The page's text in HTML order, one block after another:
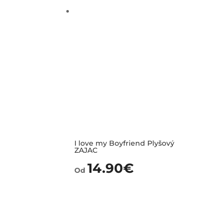
I love my Boyfriend Plyšový
ZAJAC
Od 14.90€